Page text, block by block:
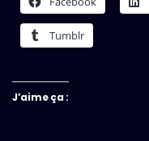
Tumblr
J’aime ça :